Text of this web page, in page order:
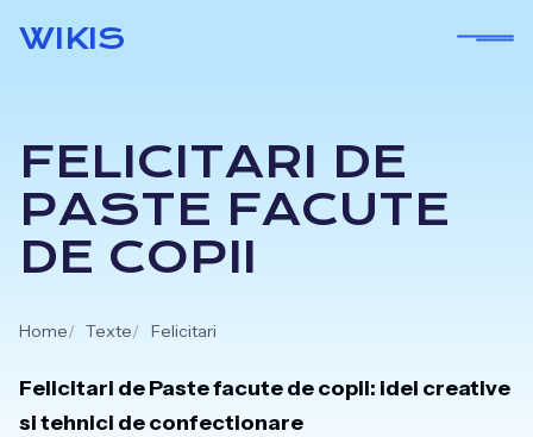
WIKIS
FELICITARI DE
PASTE FACUTE
DE COPII
Home Texte Felicitari
Felicitari de Paste facute de copii: idei creative
si tehnici de confectionare